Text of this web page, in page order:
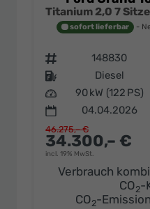
sofort lieferbar
Fahrzeugnr. 148830
Kraftstoff
Diesel
Leistung
90 kW (122 PS)
04.04.2026
34.300,– €
incl. 19% MwSt.
46.275,– €
Verbrauch
CO2-
CO2-